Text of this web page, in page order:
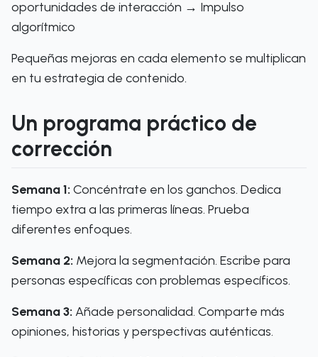
oportunidades de interacción → Impulso
algorítmico
Pequeñas mejoras en cada elemento se multiplican
en tu estrategia de contenido.
Un programa práctico de
corrección
Semana 1: Concéntrate en los ganchos. Dedica
tiempo extra a las primeras líneas. Prueba
diferentes enfoques.
Semana 2: Mejora la segmentación. Escribe para
personas específicas con problemas específicos.
Semana 3: Añade personalidad. Comparte más
opiniones, historias y perspectivas auténticas.